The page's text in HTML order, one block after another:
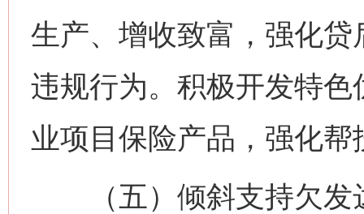
生产、增收致富，强化贷
违规行为。积极开发特
业项目保险产品，强化
（五）倾斜支持欠发